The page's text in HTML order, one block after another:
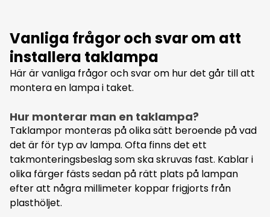
Vanliga frågor och svar om att
installera taklampa
Här är vanliga frågor och svar om hur det går till att
montera en lampa i taket.
Hur monterar man en taklampa?
Taklampor monteras på olika sätt beroende på vad
det är för typ av lampa. Ofta finns det ett
takmonteringsbeslag som ska skruvas fast. Kablar i
olika färger fästs sedan på rätt plats på lampan
efter att några millimeter koppar frigjorts från
plasthöljet.